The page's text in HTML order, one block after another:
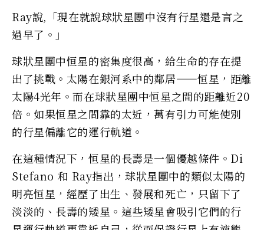
Ray說,「現在就說球狀星團中沒有行星還是言之
過早了。」
球狀星團中恒星的密集度很高，給生命的存在提
出了挑戰。太陽在銀河系中的鄰居——恒星，距離
太陽4光年。而在球狀星團中恒星之間的距離近20
倍。如果恒星之間靠的太近，萬有引力可能使別
的行星偏離它的運行軌道。
在這種情況下，恒星的長壽是一個優越條件。Di
Stefano 和 Ray指出，球狀星團中的類似太陽的
明亮恒星，經歷了出生、發展和死亡，只留下了
淡淡的、長壽的矮星。這些矮星會吸引它們的行